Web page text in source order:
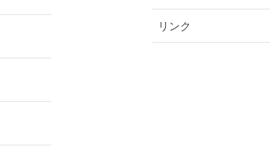
リンク